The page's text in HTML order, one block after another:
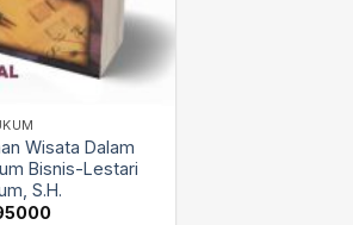
Wisata Dalam
Bisnis-Lestari
S.H.